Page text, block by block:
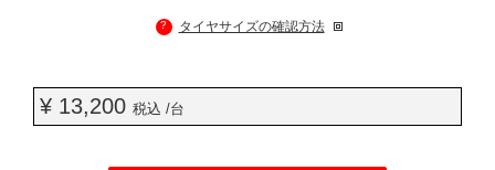
? タイヤサイズの確認方法
¥ 13,200 税込 /台